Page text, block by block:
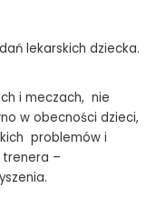
lekarskich dziecka.
i meczach, nie
w obecności dzieci,
problemów i
–